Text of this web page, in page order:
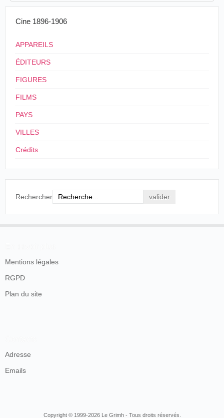
Cine 1896-1906
APPAREILS
ÉDITEURS
FIGURES
FILMS
PAYS
VILLES
Crédits
Rechercher
Mentions légales
RGPD
Plan du site
Adresse
Emails
Copyright © 1999-2026 Le Grimh - Tous droits réservés.